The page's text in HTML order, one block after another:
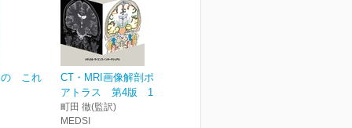
の これ
CT・MRI画像解剖ポケット
アトラス 第4版 1巻...
町田 徹(監訳)
MEDSI